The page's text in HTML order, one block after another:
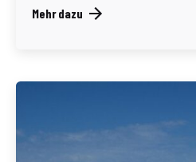
Mehr dazu